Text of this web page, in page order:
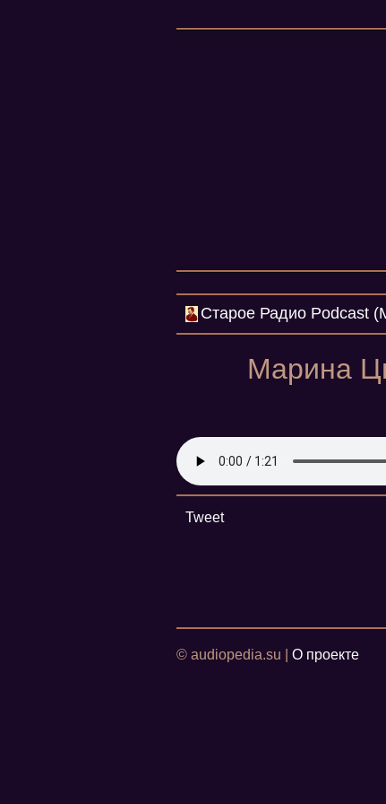
Cтарое Радио Podcast
Марина
Tweet
© audiopedia.su | О проекте